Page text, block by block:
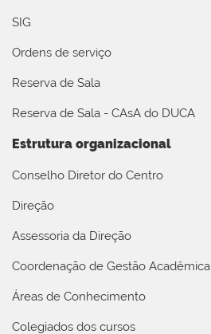
SIG
Ordens de serviço
Reserva de Sala
Reserva de Sala - CAsA do DUCA
Estrutura organizacional
Conselho Diretor do Centro
Direção
Assessoria da Direção
Coordenação de Gestão Acadêmica
Áreas de Conhecimento
Colegiados dos cursos